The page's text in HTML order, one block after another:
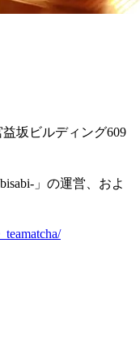
坂ビルディング609
」の運営、およ